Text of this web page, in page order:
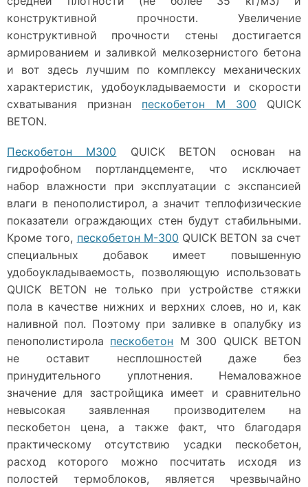
конструктивной прочности. Увеличение
конструктивной прочности стены достигается
армированием и заливкой мелкозернистого бетона
и вот здесь лучшим по комплексу механических
характеристик, удобоукладываемости и скорости
схватывания признан пескобетон М 300 QUICK
BETON.
Пескобетон М300 QUICK BETON основан на
гидрофобном портландцементе, что исключает
набор влажности при эксплуатации с экспансией
влаги в пенополистирол, а значит теплофизические
показатели ограждающих стен будут стабильными.
Кроме того, пескобетон М-300 QUICK BETON за счет
специальных добавок имеет повышенную
удобоукладываемость, позволяющую использовать
QUICK BETON не только при устройстве стяжки
пола в качестве нижних и верхних слоев, но и, как
наливной пол. Поэтому при заливке в опалубку из
пенополистирола пескобетон М 300 QUICK BETON
не оставит несплошностей даже без
принудительного уплотнения. Немаловажное
значение для застройщика имеет и сравнительно
невысокая заявленная производителем на
пескобетон цена, а также факт, что благодаря
практическому отсутствию усадки пескобетон,
расход которого можно посчитать исходя из
полостей термоблоков, является чрезвычайно